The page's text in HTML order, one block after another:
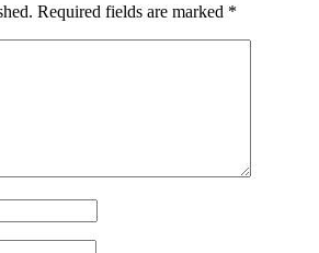
Required fields are marked *